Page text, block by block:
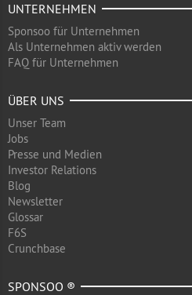
UNTERNEHMEN
Sponsoo für Unternehmen
Als Unternehmen aktiv werden
FAQ für Unternehmen
ÜBER UNS
Unser Team
Jobs
Presse und Medien
Investor Relations
Blog
Newsletter
Glossar
F6S
Crunchbase
SPONSOO ®